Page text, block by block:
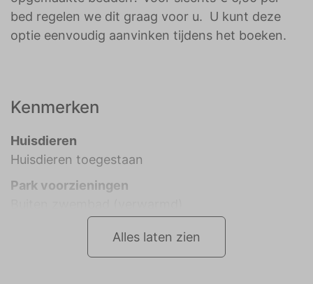
bed regelen we dit graag voor u. U kunt deze
optie eenvoudig aanvinken tijdens het boeken.
Kenmerken
Huisdieren
Huisdieren toegestaan
Park voorzieningen
Alles laten zien